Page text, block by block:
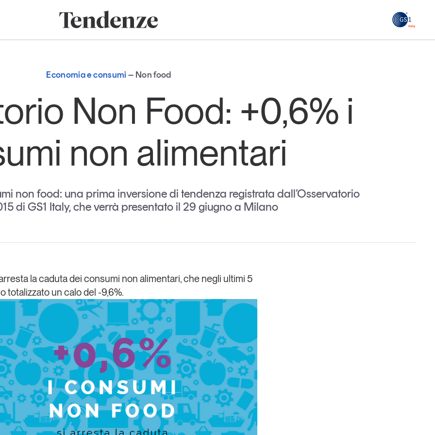
GS1
Magazine
Opinioni
Dossier
Interviste
Comunicati stampa
Podcast
Studi e ricerche
Tutti gli
Chi siamo
Newsletter
Contatti
Iscriviti
e
Italy
Economia e consumi Non food
Non Food: +0,6% i
non alimentari
non food: una prima inversione di tendenza registrata dall’Osservatorio
di GS1 Italy, che verrà presentato il 29 giugno a Milano
la caduta dei consumi non alimentari, che negli ultimi 5
totalizzato un calo del -9,6%.